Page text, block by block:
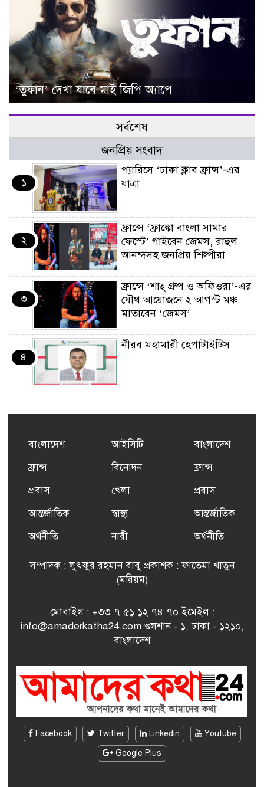
‘তুফান’ দেখা যাবে মাই জিপি অ্যাপে
সর্বশেষ
জনপ্রিয় সংবাদ
১
প্যারিসে ‘ঢাকা ক্লাব ফ্রান্স’-এর
যাত্রা
২
ফ্রান্সে ‘ফ্রাঙ্কো বাংলা সামার
ফেস্টে’ গাইবেন জেমস, রাহুল
আনন্দসহ জনপ্রিয় শিল্পীরা
৩
ফ্রান্সে ‘শাহ্ গ্রুপ ও অফিওরা’-এর
যৌথ আয়োজনে ২ আগস্ট মঞ্চ
মাতাবেন ‘জেমস’
৪
নীরব মহামারী হেপাটাইটিস
৫
এর সম্পূর্ণ বিনামূল্যের সুশি
ফ্রান্সসহ ইউরোপীয় দেশসমূহে
দাবদাহ: কারণ, প্রভাব ও করণীয়
ফ্রান্সে সংবর্ধিত হলেন যুক্তরাজ্য
বিএনপি’র আহ্বায়ক কমিটির
সাংবাদিকতায় কৃতিত্বের পুরস্কার
এমপি মমতাজ আলোকে
জেলা প্রবাসী এসোসিয়েশন’
বেদে সম্প্রদায় নিয়ে প্যারিসে
তথ্য-চলচ্চিত্র “ভাসমান জীবন”
বাংলাদেশ
ফ্রান্স
প্রবাস
আন্তর্জাতিক
অর্থনীতি
আইসিটি
বিনোদন
খেলা
স্বাস্থ্য
নারী
বাংলাদেশ
ফ্রান্স
প্রবাস
আন্তর্জাতিক
অর্থনীতি
সম্পাদক : লুৎফুর রহমান বাবু প্রকাশক : ফাতেমা খাতুন
(মরিয়ম)
মোবাইল : +৩৩ ৭ ৫১ ১২ ৭৪ ৭০ ইমেইল :
info@amaderkatha24.com গুলশান - ১, ঢাকা - ১২১০,
বাংলাদেশ
Facebook Twitter Linkedin
Youtube
Google Plus